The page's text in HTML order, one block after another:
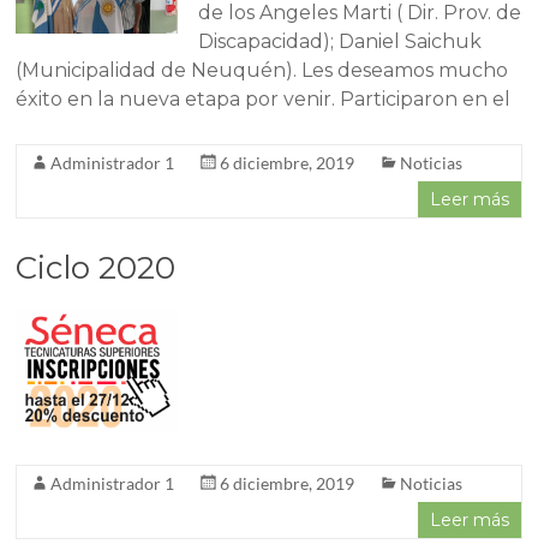
de los Angeles Marti ( Dir. Prov. de
Discapacidad); Daniel Saichuk
(Municipalidad de Neuquén). Les deseamos mucho
éxito en la nueva etapa por venir. Participaron en el
Administrador 1 6 diciembre, 2019 Noticias
Leer más
Ciclo 2020
Administrador 1 6 diciembre, 2019 Noticias
Leer más